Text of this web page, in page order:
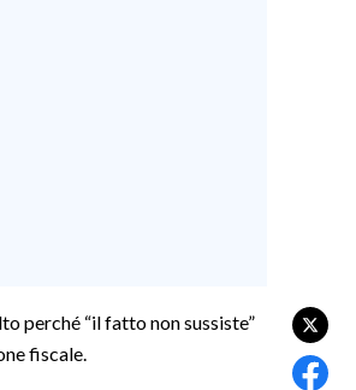
perché “il fatto non sussiste”
fiscale.